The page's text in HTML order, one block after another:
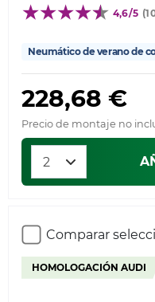
4,6/5
Neumático de verano de
228,68 €
Precio de montaje no
Comparar
HOMOLOGACIÓN AUDI